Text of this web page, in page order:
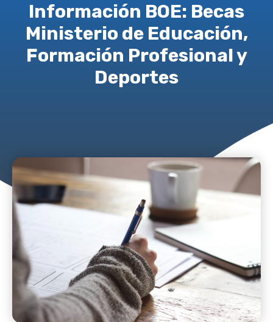
Información BOE: Becas
Ministerio de Educación,
Formación Profesional y
Deportes